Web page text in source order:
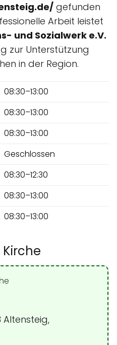
gefunden
Arbeit leistet
und Sozialwerk e.V.
zur Unterstützung
in der Region.
08:30–13:00
08:30–13:00
08:30–13:00
Geschlossen
08:30–12:30
08:30–13:00
08:30–13:00
Altensteig,